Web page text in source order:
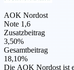
AOK Nordost
Note 1,6
Zusatzbeitrag
3,50%
Gesamtbeitrag
18,10%
Die AOK Nordost ist